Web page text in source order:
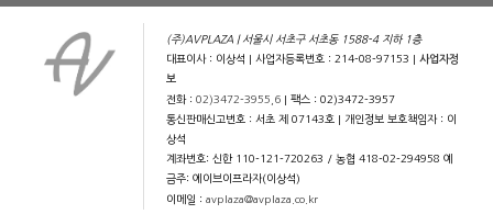
(주)AVPLAZA | 서울시 서초구 서초동 1588-4 지하 1층
대표이사 : 이상석 | 사업자등록번호 : 214-08-97153 |사업자정
보
전화 :02)3472-3955,6 | 팩스 : 02)3472-3957
통신판매신고번호 : 서초 제 07143호 | 개인정보 보호책임자 : 이
상석
계좌번호: 신한 110-121-720263 / 농협 418-02-294958 예
금주: 에이브이프라자(이상석)
이메일 :avplaza@avplaza.co.kr